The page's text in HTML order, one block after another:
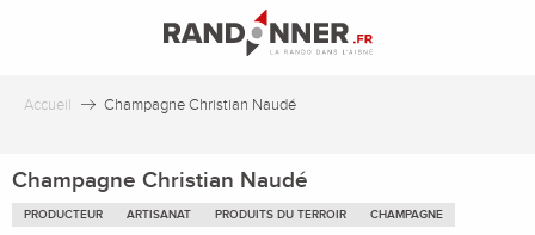
principal
Accueil Champagne Christian Naudé
Champagne Christian Naudé
PRODUCTEUR ARTISANAT PRODUITS DU TERROIR CHAMPAGNE